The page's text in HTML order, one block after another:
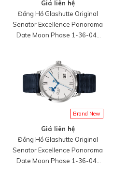
Giá liên hệ
Đồng Hồ Glashutte Original
Senator Excellence Panorama
Date Moon Phase 1-36-04-
Brand New
Giá liên hệ
Đồng Hồ Glashutte Original
Senator Excellence Panorama
Date Moon Phase 1-36-04-